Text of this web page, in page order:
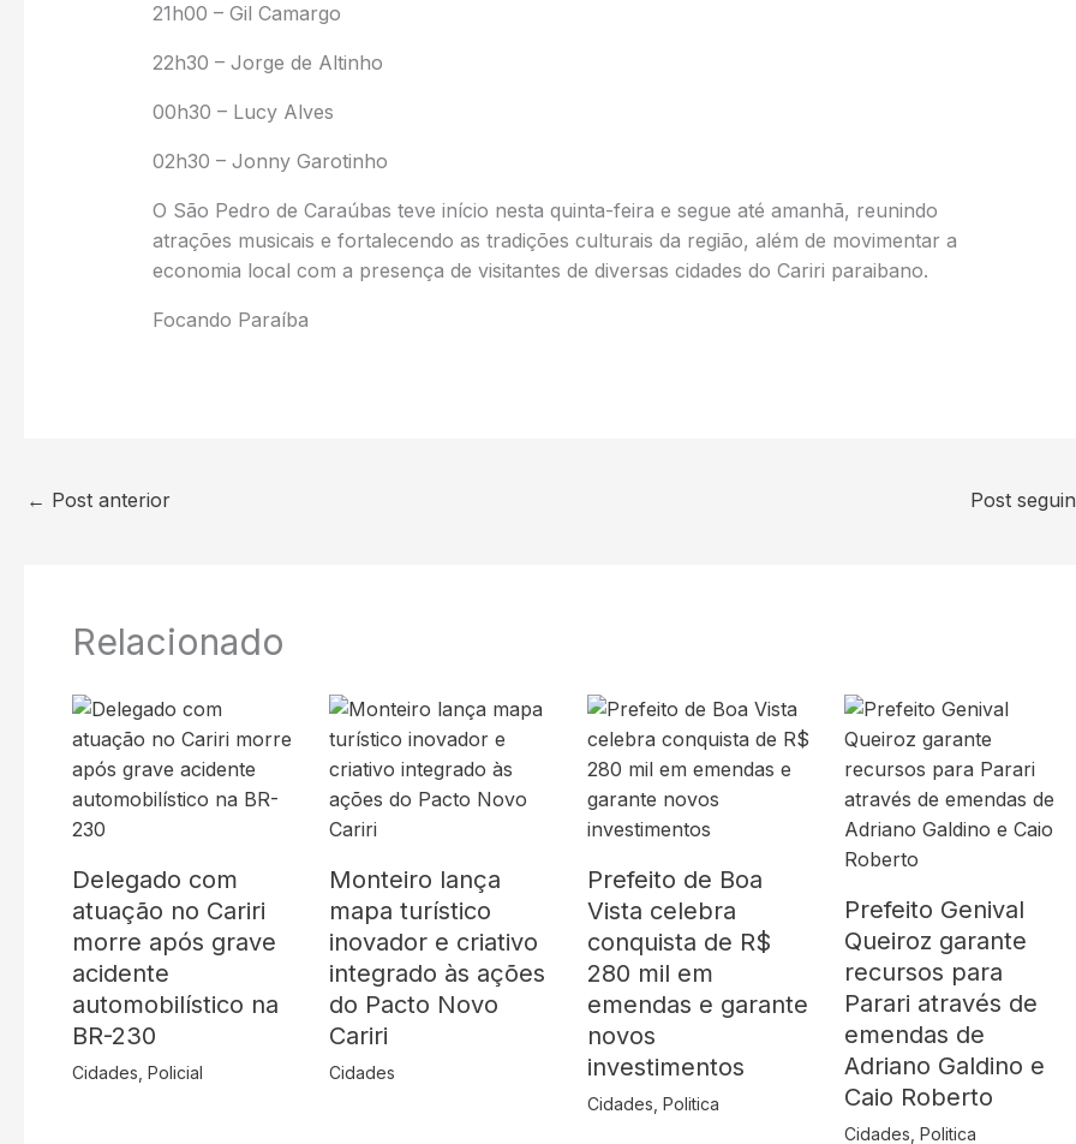
21h00 – Gil Camargo
22h30 – Jorge de Altinho
00h30 – Lucy Alves
02h30 – Jonny Garotinho
O São Pedro de Caraúbas teve início nesta quinta-feira e segue até amanhã, reunindo
atrações musicais e fortalecendo as tradições culturais da região, além de movimentar a
economia local com a presença de visitantes de diversas cidades do Cariri paraibano.
Focando Paraíba
← Post anterior Post
Relacionado
Delegado com
atuação no Cariri
morre após grave
acidente
automobilístico na
BR-230
Cidades Policial
Monteiro lança
mapa turístico
inovador e criativo
integrado às ações
do Pacto Novo
Cariri
Cidades
Prefeito de Boa
Vista celebra
conquista de R$
280 mil em
emendas e garante
novos
investimentos
Cidades Politica
Prefeito Genival
Queiroz garante
recursos para
Parari através de
emendas de
Adriano Galdino e
Caio Roberto
Cidades ,Politica